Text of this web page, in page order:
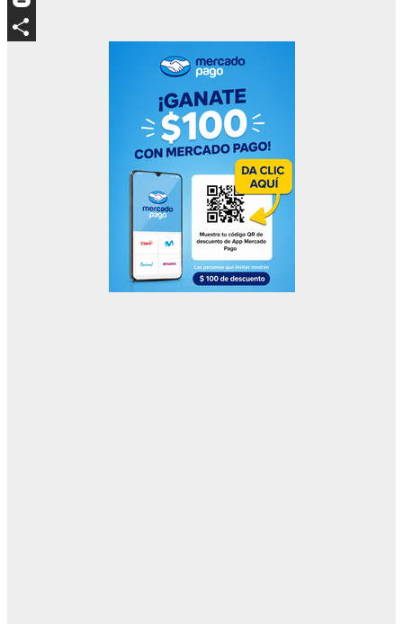
Blogger